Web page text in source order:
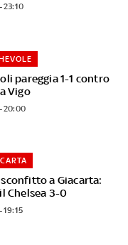
23:10
pareggia 1-1 contro
Vigo
20:00
a Giacarta:
Chelsea 3-0
19:15